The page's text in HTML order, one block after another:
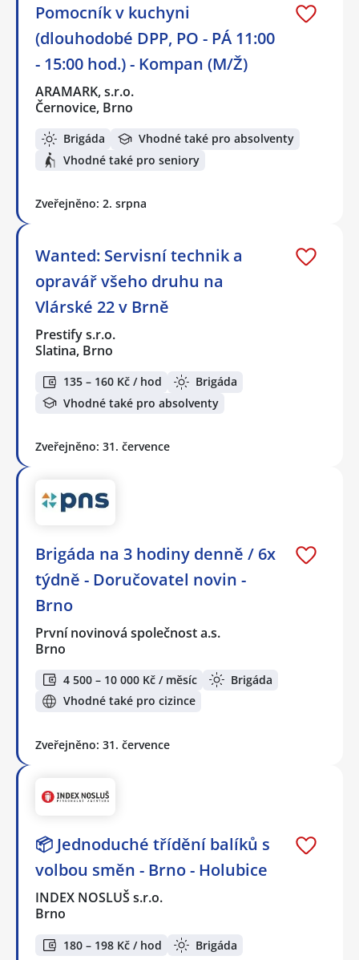
Pomocník v kuchyni
(dlouhodobé DPP, PO - PÁ 11:00
- 15:00 hod.) - Kompan (M/Ž)
ARAMARK, s.r.o.
Černovice, Brno
Brigáda
Vhodné také pro absolventy
Vhodné také pro seniory
Zveřejněno: 2. srpna
Wanted: Servisní technik a
opravář všeho druhu na
Vlárské 22 v Brně
Prestify s.r.o.
Slatina, Brno
135 – 160 Kč / hod
Brigáda
Vhodné také pro absolventy
Zveřejněno: 31. července
Brigáda na 3 hodiny denně / 6x
týdně - Doručovatel novin -
Brno
První novinová společnost a.s.
Brno
4 500 – 10 000 Kč / měsíc
Brigáda
Vhodné také pro cizince
Zveřejněno: 31. července
📦 Jednoduché třídění balíků s
volbou směn - Brno - Holubice
INDEX NOSLUŠ s.r.o.
Brno
180 – 198 Kč / hod Brigáda